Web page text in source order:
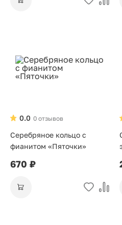
0 отзывов
0.0
Серебряное кольцо с
фианитом «Пяточки»
670 ₽